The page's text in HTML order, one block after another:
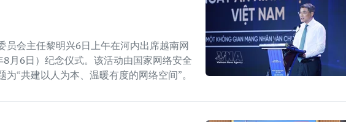
员会主任黎明兴6日上午在河内出席越南网
月6日）纪念仪式。该活动由国家网络安全
“共建以人为本、温暖有度的网络空间”。